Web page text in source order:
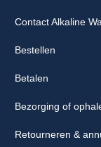
Contact Alkaline
Bestellen
Betalen
Bezorging of
Retourneren &